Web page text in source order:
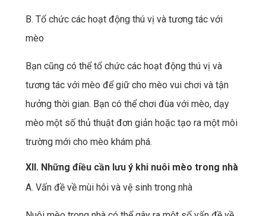
B. Tổ chức các hoạt động thú vị và tương tác với
mèo
Bạn cũng có thể tổ chức các hoạt động thú vị và
tương tác với mèo để giữ cho mèo vui chơi và tận
hưởng thời gian. Bạn có thể chơi đùa với mèo, dạy
mèo một số thủ thuật đơn giản hoặc tạo ra một môi
trường mới cho mèo khám phá.
XII. Những điều cần lưu ý khi nuôi mèo trong nhà
A. Vấn đề về mùi hôi và vệ sinh trong nhà